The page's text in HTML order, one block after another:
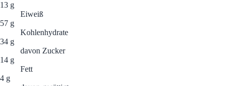
13 g
Eiweiß
57 g
Kohlenhydrate
34 g
davon Zucker
14 g
Fett
4 g